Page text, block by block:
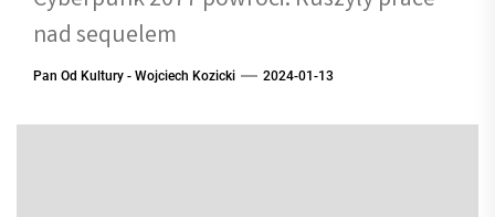
nad sequelem
Pan Od Kultury - Wojciech Kozicki 2024-01-13